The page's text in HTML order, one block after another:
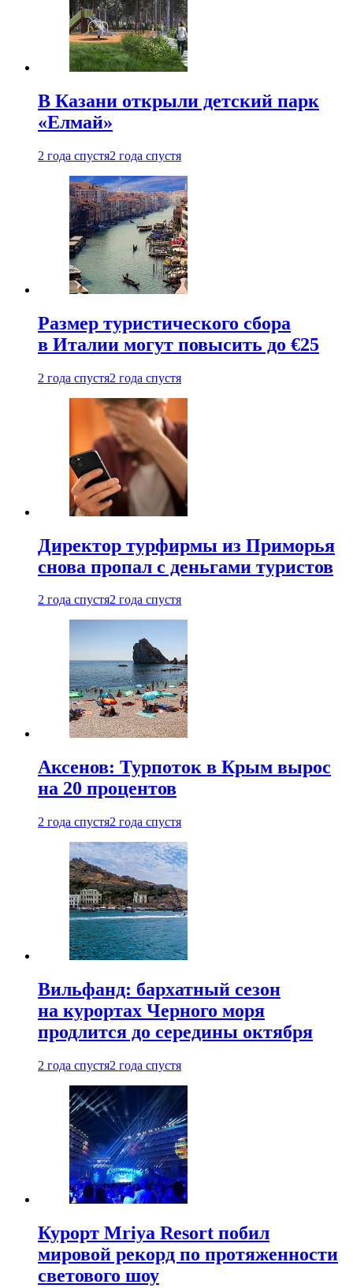
В Казани открыли детский парк
«Елмай»
2 года спустя2 года спустя
Размер туристического сбора
в Италии могут повысить до €25
2 года спустя2 года спустя
Директор турфирмы из Приморья
снова пропал с деньгами туристов
2 года спустя2 года спустя
Аксенов: Турпоток в Крым вырос
на 20 процентов
2 года спустя2 года спустя
Вильфанд: бархатный сезон
на курортах Черного моря
продлится до середины октября
2 года спустя2 года спустя
Курорт Mriya Resort побил
мировой рекорд по протяженности
светового шоу